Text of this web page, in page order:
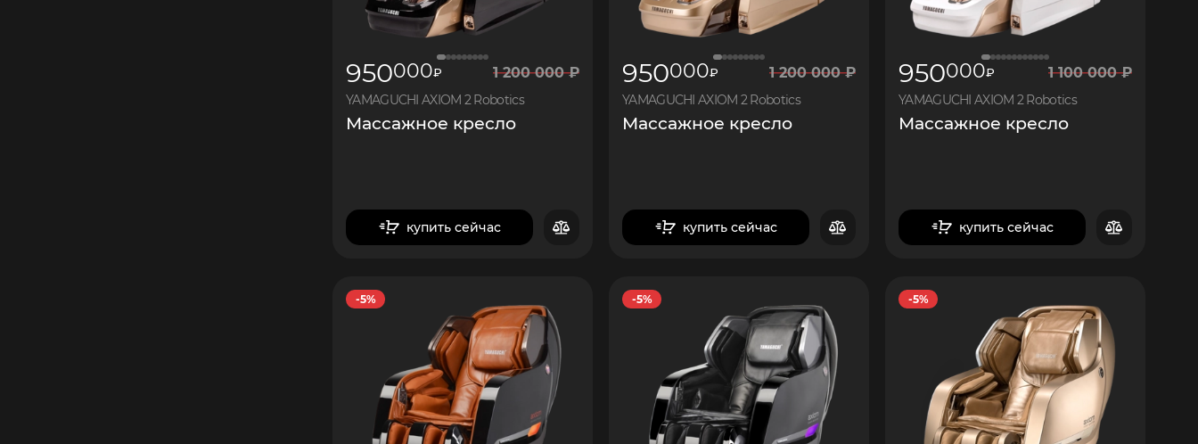
950000₽ 1 200 000₽
YAMAGUCHI AXIOM 2 Robotics
Массажное кресло
купить сейчас
14250
950000₽ 1 200 000₽
YAMAGUCHI AXIOM 2 Robotics
Массажное кресло
купить сейчас
14250
950000₽ 1 100 000₽
YAMAGUCHI AXIOM 2 Robotics
Массажное кресло
купить сейчас
14250
-5% -5% -5%